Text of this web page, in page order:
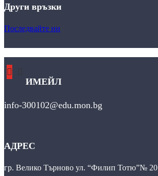
Други връзки
Последвайте ни
ИМЕЙЛ
info-300102@edu.mon.bg
АДРЕС
гр. Велико Търново ул. “Филип Тотю”№ 20